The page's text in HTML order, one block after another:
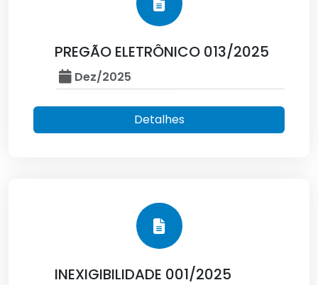
PREGÃO ELETRÔNICO 013/2025
Dez/2025
Detalhes
INEXIGIBILIDADE 001/2025